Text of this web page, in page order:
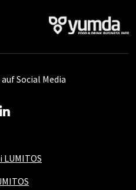
LUMITOS
Social Media